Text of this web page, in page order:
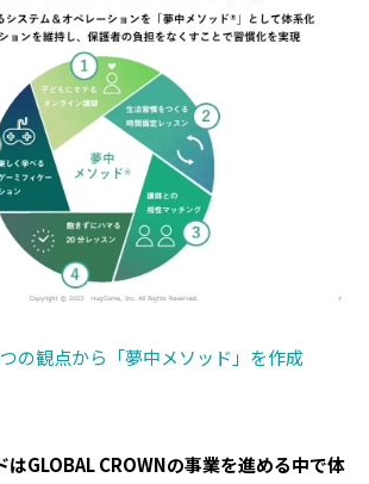
の観点から「夢中メソッド」を作成
GLOBAL CROWNの事業を進める中で体